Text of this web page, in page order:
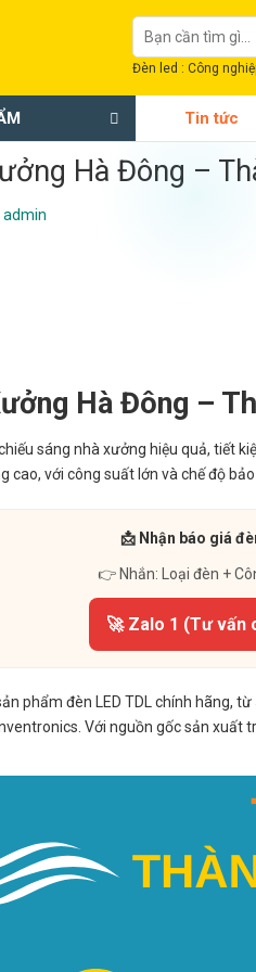
Tìm
kiếm:
Đèn led : Công
Tin tức
Hà Đông –
admin
Hà Đông –
sáng nhà xưởng hiệu quả, tiết
cao, với công suất lớn và chế độ
📩 Nhận báo giá
👉 Nhắn: Loại đèn +
🚀 Zalo 1 (Tư vấn
phẩm đèn LED TDL chính hãng,
Với nguồn gốc sản